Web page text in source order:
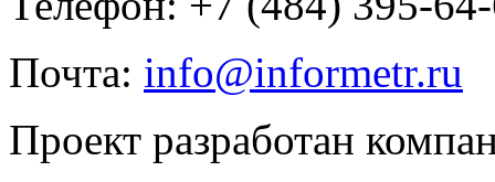
Почта: info@informetr.ru
Проект разработан